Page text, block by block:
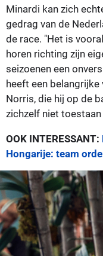
Minardi kan zich
gedrag van de
de race. "Het is
horen richting zijn
seizoenen een
heeft een
Norris, die hij op de
zichzelf niet
OOK INTERESSANT:
Hongarije: team